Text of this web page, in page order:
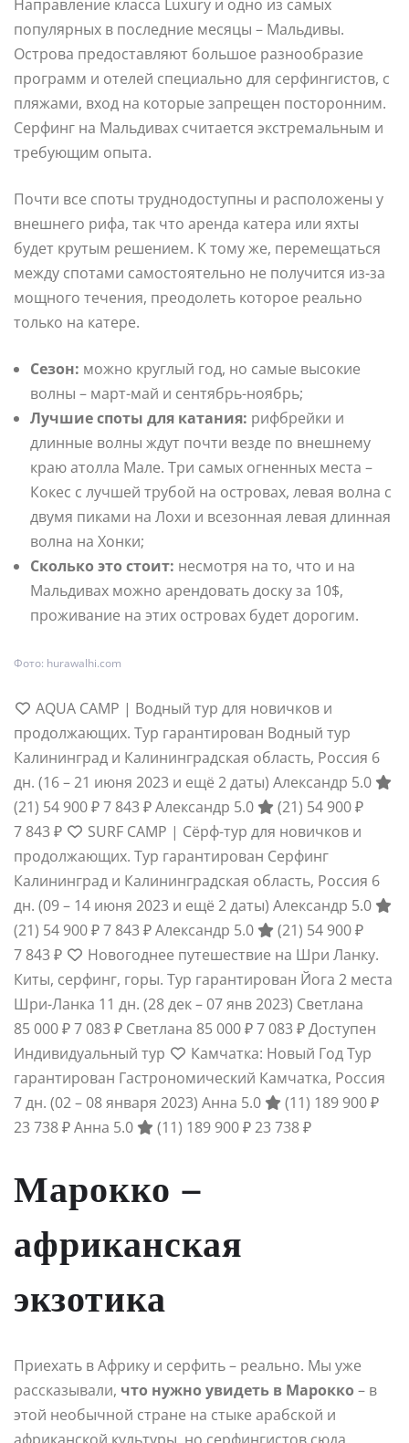
Направление класса Luxury и одно из самых
популярных в последние месяцы – Мальдивы.
Острова предоставляют большое разнообразие
программ и отелей специально для серфингистов, с
пляжами, вход на которые запрещен посторонним.
Серфинг на Мальдивах считается экстремальным и
требующим опыта.
Почти все споты труднодоступны и расположены у
внешнего рифа, так что аренда катера или яхты
будет крутым решением. К тому же, перемещаться
между спотами самостоятельно не получится из-за
мощного течения, преодолеть которое реально
только на катере.
Сезон: можно круглый год, но самые высокие
волны – март-май и сентябрь-ноябрь;
Лучшие споты для катания: рифбрейки и
длинные волны ждут почти везде по внешнему
краю атолла Мале. Три самых огненных места –
Кокес с лучшей трубой на островах, левая волна с
двумя пиками на Лохи и всезонная левая длинная
волна на Хонки;
Сколько это стоит: несмотря на то, что и на
Мальдивах можно арендовать доску за 10$,
проживание на этих островах будет дорогим.
Фото: hurawalhi.com
AQUA CAMP | Водный тур для новичков и
продолжающих. Тур гарантирован Водный тур
Калининград и Калининградская область, Россия 6
дн. (16 – 21 июня 2023 и ещё 2 даты) Александр 5.0
(21) 54 900 ₽7 843 ₽Александр 5.0 (21) 54 900 ₽
7 843 ₽
SURF CAMP | Сёрф-тур для новичков и
продолжающих. Тур гарантирован Серфинг
Калининград и Калининградская область, Россия 6
дн. (09 – 14 июня 2023 и ещё 2 даты) Александр 5.0
(21) 54 900 ₽7 843 ₽Александр 5.0 (21) 54 900 ₽
7 843 ₽
Новогоднее путешествие на Шри Ланку.
Киты, серфинг, горы. Тур гарантирован Йога 2 места
Шри-Ланка 11 дн. (28 дек – 07 янв 2023) Светлана
85 000 ₽7 083 ₽ Светлана 85 000 ₽7 083 ₽Доступен
Индивидуальный тур
Камчатка: Новый Год Тур
гарантирован Гастрономический Камчатка, Россия
7 дн. (02 – 08 января 2023) Анна 5.0 (11) 189 900 ₽
23 738 ₽Анна 5.0 (11) 189 900 ₽23 738 ₽
Марокко –
африканская
экзотика
Приехать в Африку и серфить – реально. Мы уже
рассказывали, что нужно увидеть в Марокко – в
этой необычной стране на стыке арабской и